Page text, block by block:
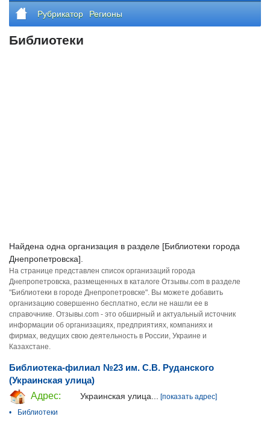
Рубрикатор Регионы
Библиотеки
Найдена одна организация в разделе [Библиотеки города
Днепропетровска].
На странице представлен список организаций города
Днепропетровска, размещенных в каталоге Отзывы.com в разделе
"Библиотеки в городе Днепропетровске". Вы можете добавить
организацию совершенно бесплатно, если не нашли ее в
справочнике. Отзывы.com - это обширный и актуальный источник
информации об организациях, предприятиях, компаниях и
фирмах, ведущих свою деятельность в России, Украине и
Казахстане.
Библиотека-филиал №23 им. С.В. Руданского
(Украинская улица)
Адрес:
Украинская улица...
[показать адрес]
•
Библиотеки